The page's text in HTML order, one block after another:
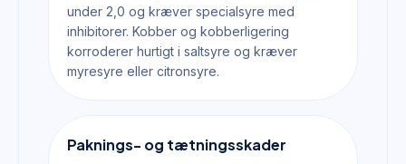
under 2,0 og kræver specialsyre med
inhibitorer. Kobber og kobberligering
korroderer hurtigt i saltsyre og kræver
myresyre eller citronsyre.
Paknings- og tætningsskader